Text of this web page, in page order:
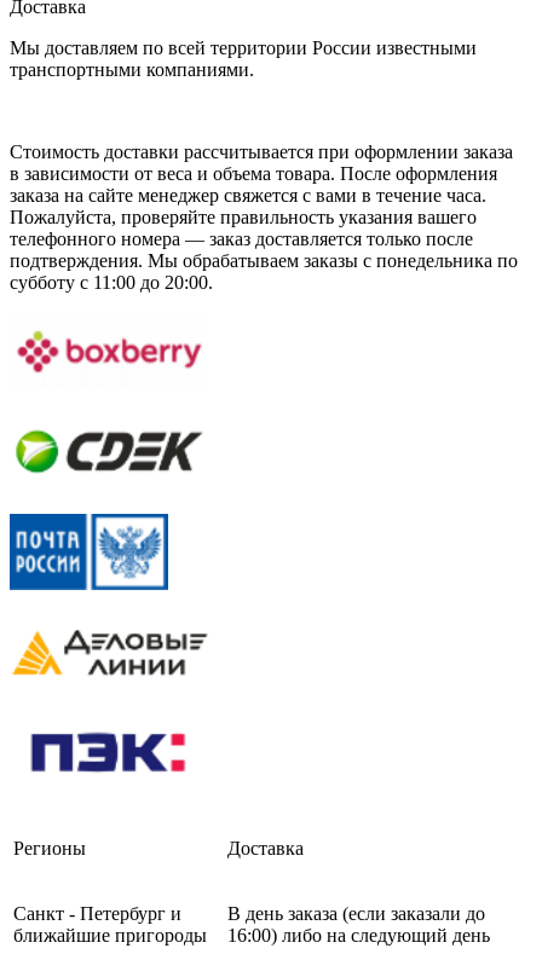
Доставка
Мы доставляем по всей территории России известными
транспортными компаниями.
Стоимость доставки рассчитывается при оформлении заказа
в зависимости от веса и объема товара. После оформления
заказа на сайте менеджер свяжется с вами в течение часа.
Пожалуйста, проверяйте правильность указания вашего
телефонного номера — заказ доставляется только после
подтверждения. Мы обрабатываем заказы с понедельника по
субботу с 11:00 до 20:00.
Регионы Доставка
Санкт - Петербург и
ближайшие пригороды
В день заказа (если заказали до
16:00) либо на следующий день